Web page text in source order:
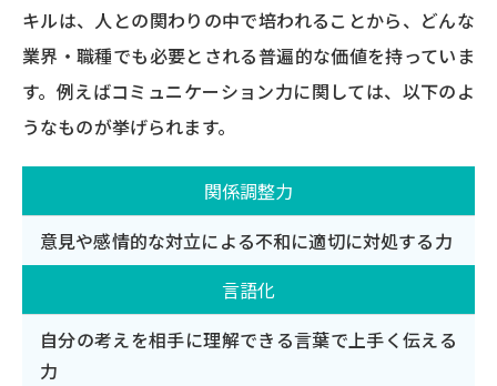
キルは、人との関わりの中で培われることから、どんな
業界・職種でも必要とされる普遍的な価値を持っていま
す。例えばコミュニケーション力に関しては、以下のよ
うなものが挙げられます。
関係調整力
意見や感情的な対立による不和に適切に対処する力
言語化
自分の考えを相手に理解できる言葉で上手く伝える
力